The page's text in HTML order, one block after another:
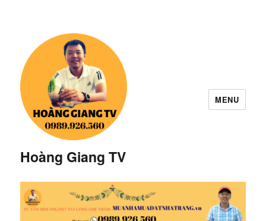
Hoàng Giang TV
MENU